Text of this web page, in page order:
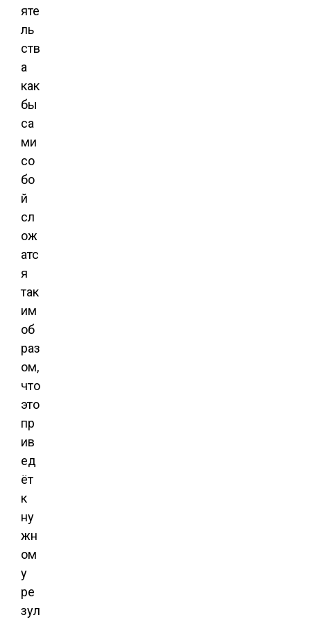
яте
ль
ств
а
как
бы
са
ми
со
бо
й
сл
ож
атс
я
так
им
об
раз
ом,
что
это
пр
ив
ед
ёт
к
ну
жн
ом
у
ре
зул